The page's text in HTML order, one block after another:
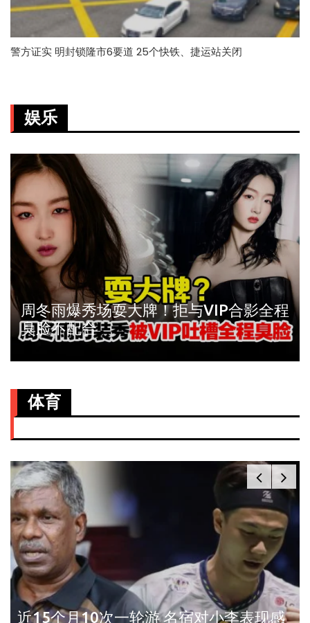
警方证实 明封锁隆市6要道 25个快铁、捷运站关闭
娱乐
周冬雨爆秀场耍大牌！拒与VIP合影全程
臭脸不配合
体育
近15个月10次一轮游 名宿对小李表现感